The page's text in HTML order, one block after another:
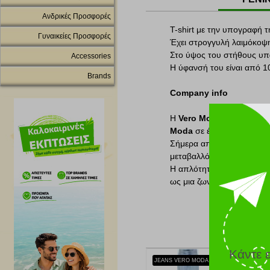
Ανδρικές Προσφορές
Γυναικείες Προσφορές
Accessories
Brands
T-shirt με την υπογραφή
Έχει στρογγυλή
Στο ύψος του στήθους
Η ύφανσή του είναι από
Company info
ΗVero Moda γεννήθηκε
Moda σε ένα μπλουζάκι
Σήμερα αποτελεί ένα
μεταβαλλόμενο κόσμο
Η απλότητα, η αναζήτηση
ως μια ζωντανή και
Κάντε